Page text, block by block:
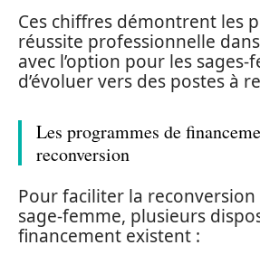
Ces chiffres démontrent les
réussite professionnelle
avec l’option pour les sages-
d’évoluer vers des postes à
Les programmes de
reconversion
Pour faciliter la
sage-femme, plusieurs
financement existent :